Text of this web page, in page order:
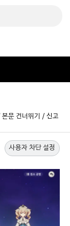
본문 건너뛰기 / 신고
사용자 차단 설정